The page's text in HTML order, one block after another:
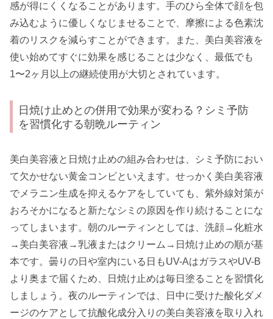
感が得にくくなることがあります。手のひら全体で顔を包
み込むように優しくなじませることで、摩擦による色素沈
着のリスクを減らすことができます。また、美白美容液を
使い始めてすぐに効果を感じることは少なく、最低でも
1〜2ヶ月以上の継続使用が大切とされています。
日焼け止めとの併用で効果が変わる？シミ予防
を習慣化する朝晩ルーティン
美白美容液と日焼け止めの組み合わせは、シミ予防におい
て欠かせない黄金コンビといえます。せっかく美白美容液
でメラニン生成を抑えるケアをしていても、紫外線対策が
おろそかになると新たなシミの原因を作り続けることにな
ってしまいます。朝のルーティンとしては、洗顔→化粧水
→美白美容液→乳液またはクリーム→日焼け止めの順が基
本です。曇りの日や室内にいる日もUV-AはガラスやUV-B
より奥まで届くため、日焼け止めは毎日塗ることを習慣化
しましょう。夜のルーティンでは、日中に受けた酸化ダメ
ージのケアとして抗酸化成分入りの美白美容液を取り入れ